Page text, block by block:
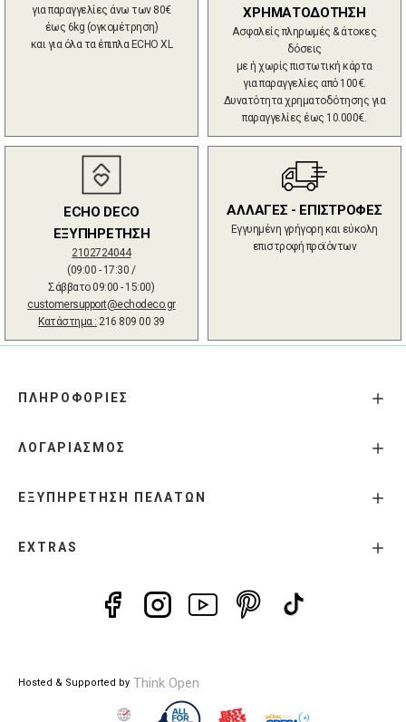
για παραγγελίες άνω των 80€
έως 6kg (ογκομέτρηση)
και για όλα τα έπιπλα ECHO XL
ΧΡΗΜΑΤΟΔΟΤΗΣΗ
Ασφαλείς πληρωμές & άτοκες
δόσεις
με ή χωρίς πιστωτική κάρτα
για παραγγελίες από 100€.
Δυνατότητα χρηματοδότησης για
παραγγελίες έως 10.000€.
ECHO DECO
ΕΞΥΠΗΡΕΤΗΣΗ
2102724044
(09:00 - 17:30 /
Σάββατο 09:00 - 15:00)
customersupport@echodeco.gr
Κατάστημα : 216 809 00 39
ΑΛΛΑΓΕΣ - ΕΠΙΣΤΡΟΦΕΣ
Εγγυημένη γρήγορη και εύκολη
επιστροφή προϊόντων
ΠΛΗΡΟΦΟΡΙΕΣ
ΛΟΓΑΡΙΑΣΜΟΣ
ΕΞΥΠΗΡΕΤΗΣΗ ΠΕΛΑΤΩΝ
EXTRAS
Hosted & Supported by Think Open